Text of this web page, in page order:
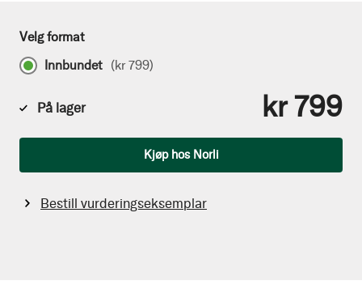
Velg format
Innbundet (kr 799)
På lager kr 799
Kjøp hos Norli
Bestill vurderingseksemplar